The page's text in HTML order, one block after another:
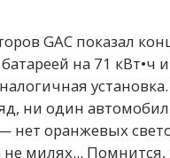
GAC показал
на 71 кВт•ч
установка.
ни один
нет оранжевых
милях...